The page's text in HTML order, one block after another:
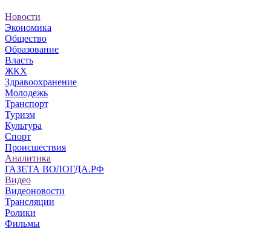
Новости
Экономика
Общество
Образование
Власть
ЖКХ
Здравоохранение
Молодежь
Транспорт
Туризм
Культура
Спорт
Происшествия
Аналитика
ГАЗЕТА ВОЛОГДА.РФ
Видео
Видеоновости
Трансляции
Ролики
Фильмы